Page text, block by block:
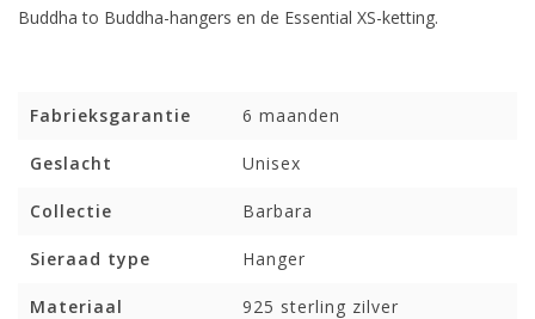
Buddha to Buddha-hangers en de Essential XS-ketting.
Fabrieksgarantie 6 maanden
Geslacht Unisex
Collectie Barbara
Sieraad type Hanger
Materiaal 925 sterling zilver